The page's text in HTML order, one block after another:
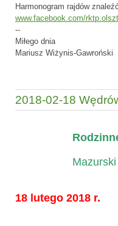
Harmonogram rajdów
www.facebook.com/
--
Miłego dnia
Mariusz Wiżynis-Gawroński
2018-02-18
Oddział
18 lutego 2018 r.